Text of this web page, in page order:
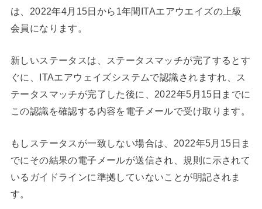
は、2022年4月15日から1年間ITAエアウエイズの上級
会員になります。
新しいステータスは、ステータスマッチが完了するとす
ぐに、ITAエアウェイズシステムで認識されますれ、ス
テータスマッチが完了した後に、2022年5月15日までに
この認識を確認する内容を電子メールで受け取ります。
もしステータスが一致しない場合は、2022年5月15日ま
でにその結果の電子メールが送信され、規則に示されて
いるガイドラインに準拠していないことが明記されま
す。